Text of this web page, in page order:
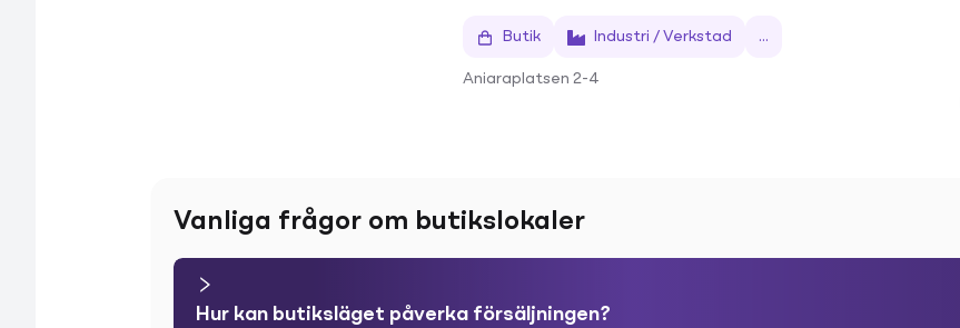
Butik Industri / Verkstad ...
Aniaraplatsen 2-4
Vanliga frågor om butikslokaler
Hur kan butiksläget påverka försäljningen?